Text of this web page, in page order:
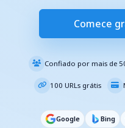
Comece
Confiado por mais de
100 URLs grátis
Google Bing